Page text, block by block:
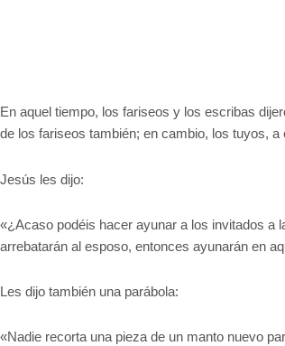
En aquel tiempo, los fariseos y los escribas
de los fariseos también; en cambio, los tuyos, a
Jesús les dijo:
«¿Acaso podéis hacer ayunar a los invitados a
arrebatarán al esposo, entonces ayunarán en
Les dijo también una parábola:
«Nadie recorta una pieza de un manto nuevo